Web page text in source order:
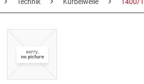
Technik Kurbelwelle 1400/